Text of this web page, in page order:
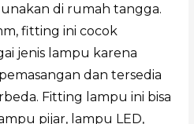
di rumah tangga.
fitting ini cocok
jenis lampu karena
dan tersedia
Fitting lampu ini bisa
pijar, lampu LED,